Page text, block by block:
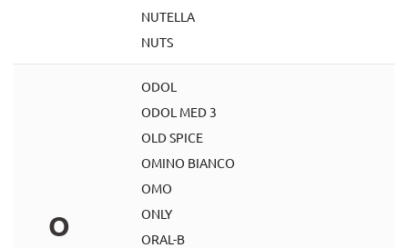
NUTELLA
NUTS
O
ODOL
ODOL MED 3
OLD SPICE
OMINO BIANCO
OMO
ONLY
ORAL-B